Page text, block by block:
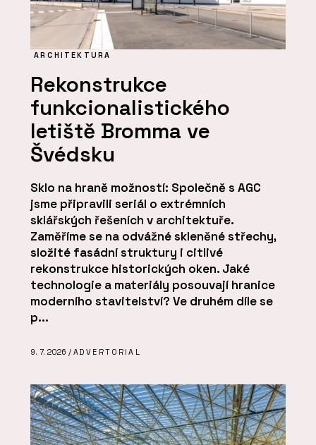
ARCHITEKTURA
Rekonstrukce
funkcionalistického
letiště Bromma ve
Švédsku
Sklo na hraně možností: Společně s AGC
jsme připravili seriál o extrémních
sklářských řešeních v architektuře.
Zaměříme se na odvážné skleněné střechy,
složité fasádní struktury i citlivé
rekonstrukce historických oken. Jaké
technologie a materiály posouvají hranice
moderního stavitelství? Ve druhém díle se
p...
9. 7. 2026 / ADVERTORIAL